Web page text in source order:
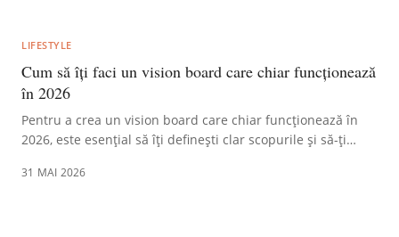
LIFESTYLE
Cum să îți faci un vision board care chiar funcționează
în 2026
Pentru a crea un vision board care chiar funcționează în
2026, este esențial să îți definești clar scopurile și să-ți
emoțional și reprezintă acțiuni concrete, nu doar rezultate
31 MAI 2026